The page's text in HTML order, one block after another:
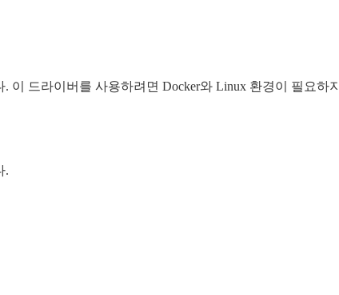
이 드라이버를 사용하려면 Docker와 Linux 환경이 필요하
.